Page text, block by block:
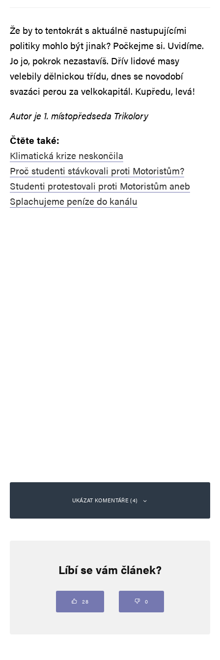
Že by to tentokrát s aktuálně nastupujícími
politiky mohlo být jinak? Počkejme si. Uvidíme.
Jo jo, pokrok nezastavíš. Dřív lidové masy
velebily dělnickou třídu, dnes se novodobí
svazáci perou za velkokapitál. Kupředu, levá!
Autor je 1. místopředseda Trikolory
Čtěte také:
Klimatická krize neskončila
Proč studenti stávkovali proti Motoristům?
Studenti protestovali proti Motoristům aneb
Splachujeme peníze do kanálu
UKÁZAT KOMENTÁŘE (4)
29. 12. 2025 (10:41)
A zároveň smutné.
Líbí se vám článek?
28 0